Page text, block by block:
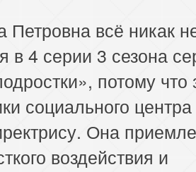
Петровна всё никак
в 4 серии 3 сезона
потому что
социального
Она
воздействия и